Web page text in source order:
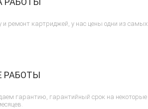
ремонт картриджей, у нас цены одни из самых
РАБОТЫ
гарантию, гарантийный срок на некоторые